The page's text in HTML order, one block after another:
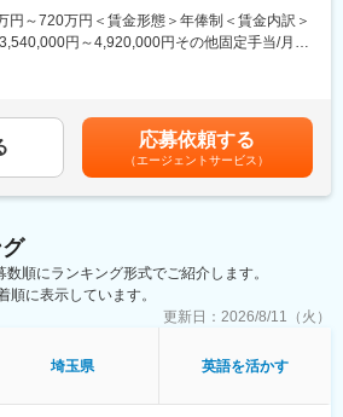
有給取得もしやすく非常に休みに手厚いで
、フォルダー機（折り畳み機）を中心に開発・
います。ライバルはほとんど市場におらず、
台湾では同社商品が多く利用されています。
：
動でたたんでくれる専門の機械です。ホテル
で愛用されています。
円～720万円＜賃金形態＞年俸制＜賃金内訳＞
円～4,920,000円その他固定手当/月：
＞有＜給与補足＞※経験・能力を考慮の上、優
年1回（7月）■賞与：なし年俸には、月42時間
まれます賃金はあくまでも目安の金額であ
下する可能性があります。月給(月額)は固定手
応募依頼する
（エージェントサービス）
順にランキング形式でご紹介します。
順に表示しています。
更新日： 2026/8/11（火）
埼玉県 英語を活かす